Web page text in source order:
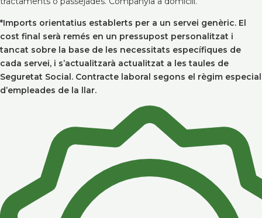
*Imports orientatius establerts per a un servei genèric. El
cost final serà remés en un pressupost personalitzat i
tancat sobre la base de les necessitats específiques de
cada servei, i s’actualitzarà actualitzat a les taules de
Seguretat Social. Contracte laboral segons el règim especial
d’empleades de la llar.